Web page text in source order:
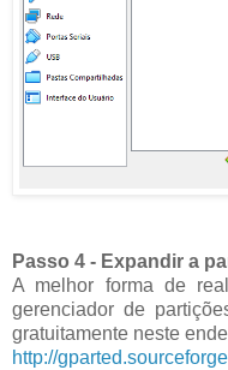
Passo 4 - Expandir a
A melhor forma de
gerenciador de
gratuitamente neste
http://